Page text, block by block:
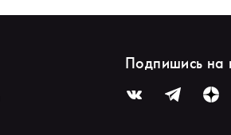
Подпишись на